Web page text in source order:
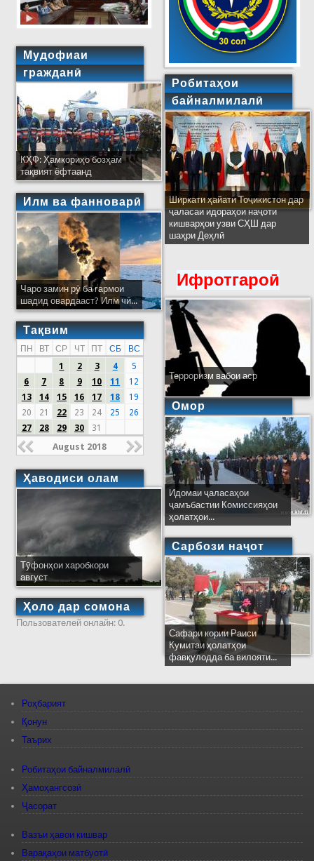
Мудофиаи
гражданӣ
КҲФ: Ҳамкориҳо бозҳам
тақвият ёфтаанд
Илм ва фанноварӣ
Чаро замин рӯ ба гармои
шадид овардааст? Илм чӣ...
Тақвим
ПН ВТ СР ЧТ ПТ СБ
ВС
1
2 3 4
5
6
7 8 9 10 11
12
13
14 15 16 17 18
19
20
21 22 23 24 25
26
27
28 29 30 31
August 2018
Ҳаводиси олам
Тӯфонҳои харобкори
август
Ҳоло дар сомона
Пользователей онлайн: 0.
Робитаҳои
байналмилалӣ
Ширкати ҳайати Тоҷикистон дар
ҷаласаи идораҳои наҷоти
кишварҳои узви СҲШ дар
шаҳри Деҳлӣ
Ифротгароӣ
Терроризм вабои аср
Омор
Идомаи ҷаласаҳои
ҷамъбастии Комиссияҳои
ҳолатҳои...
Сарбози наҷот
Сафари кории Раиси
Кумитаи ҳолатҳои
фавқулодда ба вилояти...
Роҳбарият
Қонун
Таърих
Робитаҳои байналмилалӣ
Ҳамоҳангсозӣ
Ҷасорат
Вазъи ҳавои кишвар
Варақаҳои матбуотӣ